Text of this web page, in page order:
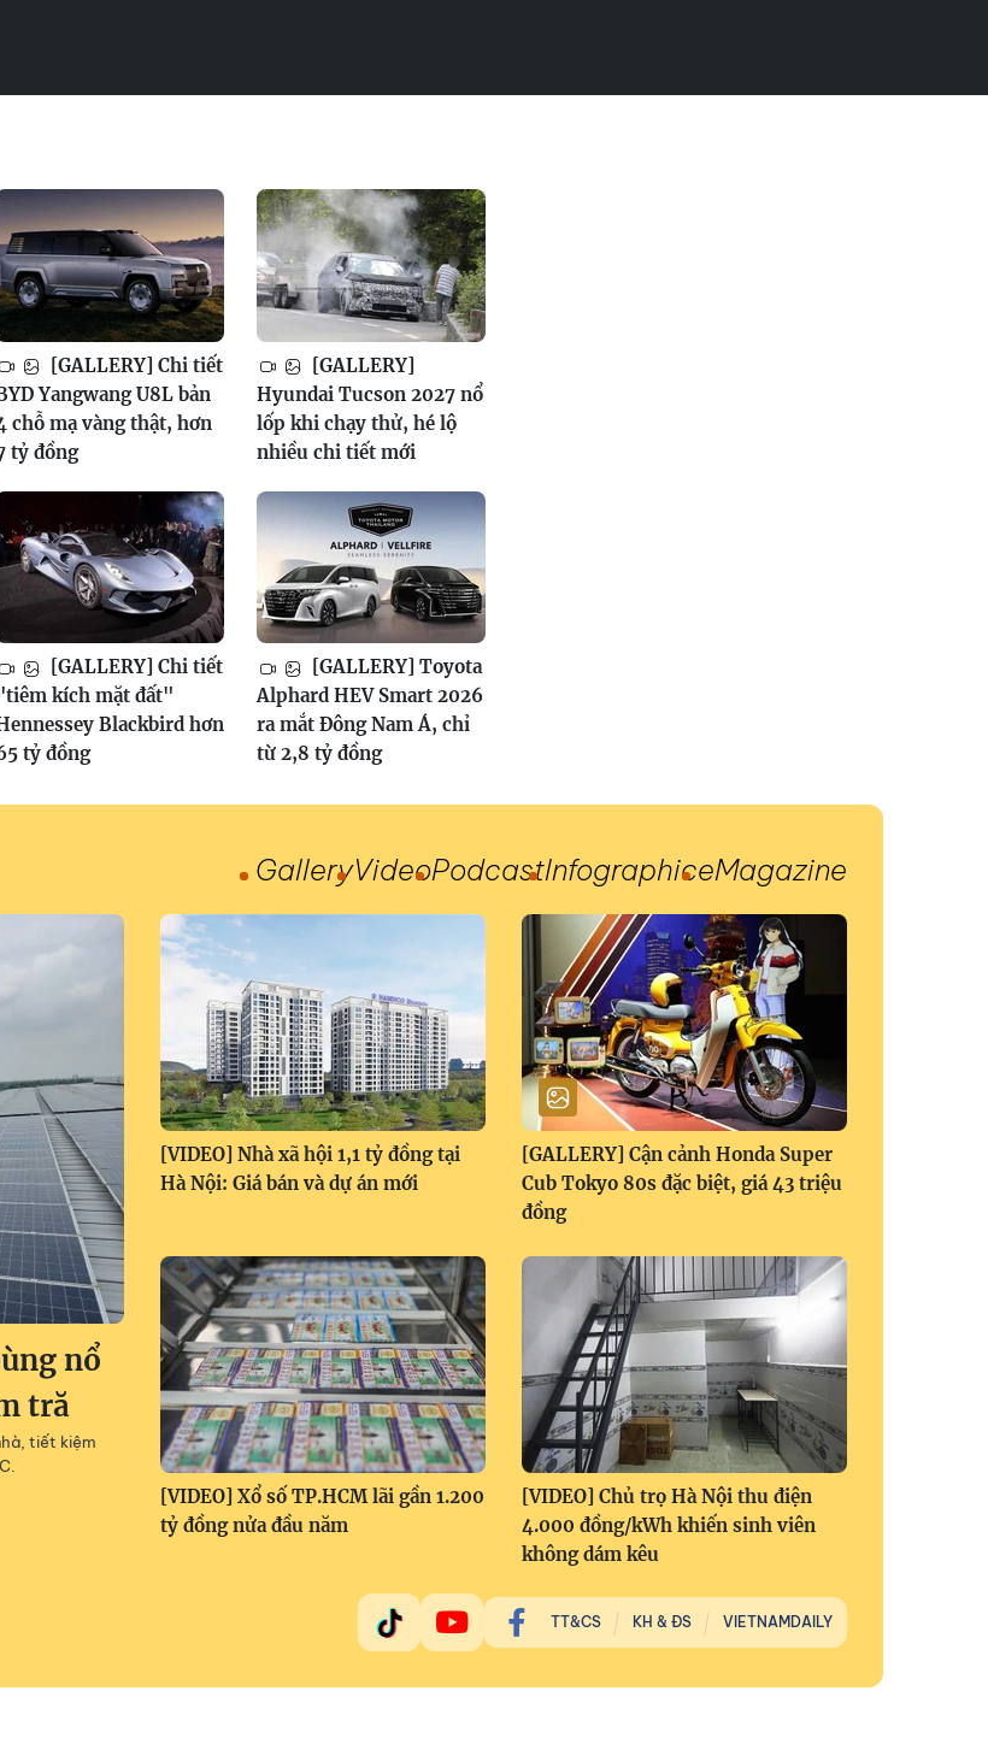
[GALLERY] Chi tiết
Yangwang U8L bản
chỗ mạ vàng thật, hơn
tỷ đồng
[GALLERY]
Hyundai Tucson 2027 nổ
lốp khi chạy thử, hé lộ
nhiều chi tiết mới
[GALLERY] Chi tiết
kích mặt đất"
Blackbird hơn
tỷ đồng
[GALLERY] Toyota
Alphard HEV Smart 2026
ra mắt Đông Nam Á, chỉ
từ 2,8 tỷ đồng
GalleryVideoPodcastInfographiceMagazine
nổ
tră
tiết kiệm
[VIDEO] Nhà xã hội 1,1 tỷ đồng tại
Hà Nội: Giá bán và dự án mới
[GALLERY] Cận cảnh Honda Super
Cub Tokyo 80s đặc biệt, giá 43 triệu
đồng
[VIDEO] Xổ số TP.HCM lãi gần 1.200
tỷ đồng nửa đầu năm
[VIDEO] Chủ trọ Hà Nội thu điện
4.000 đồng/kWh khiến sinh viên
không dám kêu
TT&CS KH & ĐS VIETNAMDAILY